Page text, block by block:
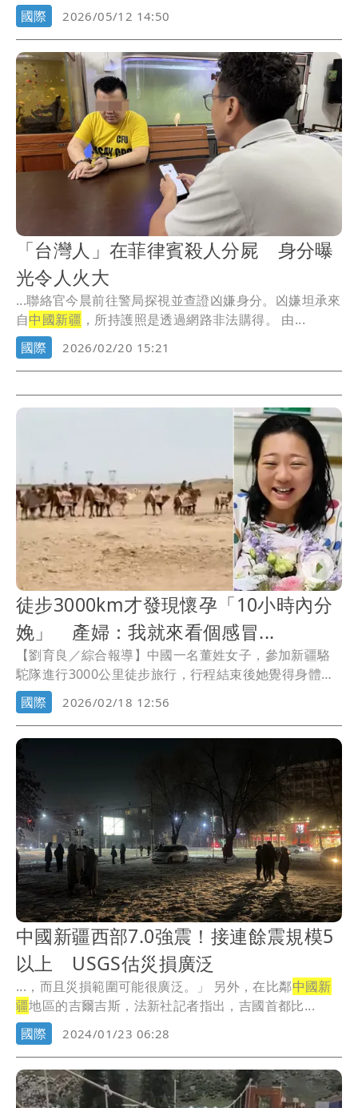
滅絕...
國際 2026/05/12 14:50
「台灣人」在菲律賓殺人分屍 身分曝
光令人火大
...聯絡官今晨前往警局探視並查證凶嫌身分。凶嫌坦承來
自中國新疆
，所持護照是透過網路非法購得。 由...
國際
2026/02/20 15:21
徒步3000km才發現懷孕「10小時內分
娩」 產婦：我就來看個感冒...
【劉育良／綜合報導】中國一名董姓女子，參加新疆駱
駝隊進行3000公里徒步旅行，行程結束後她覺得身體不
適、有點感冒，便到醫院檢查，結果發現自己竟然懷孕
了，並在10小時內誕下一名體重二、三千公克的男嬰。
國際 2026/02/18 12:56
中國新疆西部7.0強震！接連餘震規模5
以上 USGS估災損廣泛
...，而且災損範圍可能很廣泛。」 另外，在比鄰中國新
疆地區的吉爾吉斯，法新社記者指出，吉國首都比...
國際
2024/01/23 06:28